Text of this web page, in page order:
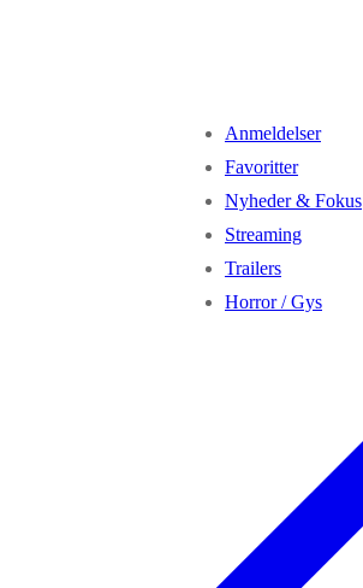
Anmeldelser
Favoritter
Nyheder & Fokus
Streaming
Trailers
Horror / Gys